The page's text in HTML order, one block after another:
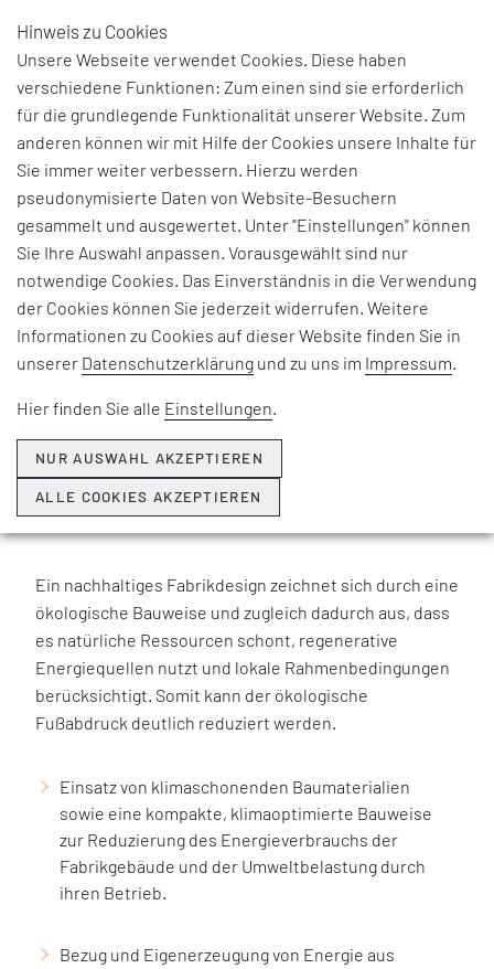
GREEN BUILDING
Ein nachhaltiges Fabrikdesign zeichnet sich durch eine
ökologische Bauweise und zugleich dadurch aus, dass
es natürliche Ressourcen schont, regenerative
Energiequellen nutzt und lokale Rahmenbedingungen
berücksichtigt. Somit kann der ökologische
Fußabdruck deutlich reduziert werden.
Einsatz von klimaschonenden Baumaterialien
sowie eine kompakte, klimaoptimierte Bauweise
zur Reduzierung des Energieverbrauchs der
Fabrikgebäude und der Umweltbelastung durch
ihren Betrieb.
Bezug und Eigenerzeugung von Energie aus
Hinweis zu Cookies
Unsere Webseite verwendet Cookies. Diese haben
verschiedene Funktionen: Zum einen sind sie erforderlich
für die grundlegende Funktionalität unserer Website. Zum
anderen können wir mit Hilfe der Cookies unsere Inhalte für
Sie immer weiter verbessern. Hierzu werden
pseudonymisierte Daten von Website-Besuchern
gesammelt und ausgewertet. Unter "Einstellungen" können
Sie Ihre Auswahl anpassen. Vorausgewählt sind nur
notwendige Cookies. Das Einverständnis in die Verwendung
der Cookies können Sie jederzeit widerrufen. Weitere
Informationen zu Cookies auf dieser Website finden Sie in
unserer Datenschutzerklärung und zu uns im Impressum.
Hier finden Sie alle Einstellungen.
NUR AUSWAHL AKZEPTIEREN
ALLE COOKIES AKZEPTIEREN